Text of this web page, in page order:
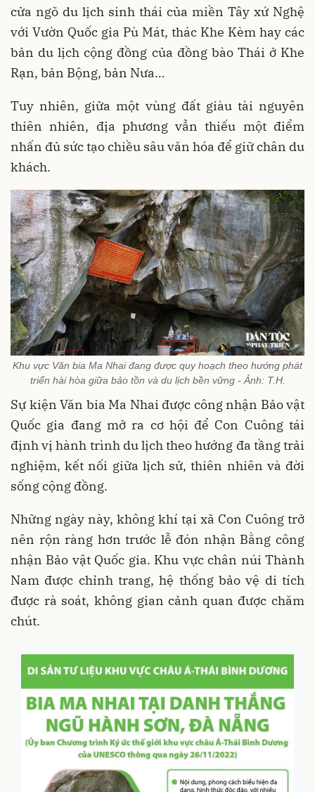
cửa ngõ du lịch sinh thái của miền Tây xứ Nghệ
với Vườn Quốc gia Pù Mát, thác Khe Kèm hay các
bản du lịch cộng đồng của đồng bào Thái ở Khe
Rạn, bản Bộng, bản Nưa…
Tuy nhiên, giữa một vùng đất giàu tài nguyên
thiên nhiên, địa phương vẫn thiếu một điểm
nhấn đủ sức tạo chiều sâu văn hóa để giữ chân du
khách.
Khu vực Văn bia Ma Nhai đang được quy hoạch theo hướng phát
triển hài hòa giữa bảo tồn và du lịch bền vững - Ảnh: T.H.
Sự kiện Văn bia Ma Nhai được công nhận Bảo vật
Quốc gia đang mở ra cơ hội để Con Cuông tái
định vị hành trình du lịch theo hướng đa tầng trải
nghiệm, kết nối giữa lịch sử, thiên nhiên và đời
sống cộng đồng.
Những ngày này, không khí tại xã Con Cuông trở
nên rộn ràng hơn trước lễ đón nhận Bằng công
nhận Bảo vật Quốc gia. Khu vực chân núi Thành
Nam được chỉnh trang, hệ thống bảo vệ di tích
được rà soát, không gian cảnh quan được chăm
chút.